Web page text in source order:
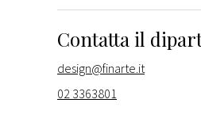
Contatta il
design@finarte.it
02 3363801